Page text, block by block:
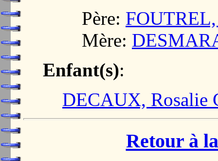
Père:
Mère:
Enfant(s):
DECAUX, Rosalie
Retour à